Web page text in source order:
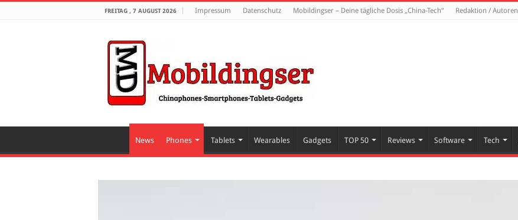
FREITAG , 7 AUGUST 2026 Impressum Datenschutz Mobildingser – Deine tägliche Dosis „China-Tech“ Redaktion / Autoren
News Phones Tablets Wearables Gadgets TOP 50 Reviews Software Tech